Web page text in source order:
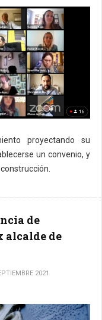
proyectando su
un convenio, y
de
alcalde de
2021